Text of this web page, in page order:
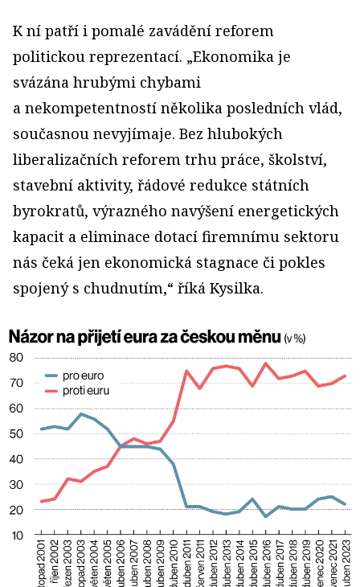
K ní patří i pomalé zavádění reforem
politickou reprezentací. „Ekonomika je
svázána hrubými chybami
a nekompetentností několika posledních vlád,
současnou nevyjímaje. Bez hlubokých
liberalizačních reforem trhu práce, školství,
stavební aktivity, řádové redukce státních
byrokratů, výrazného navýšení energetických
kapacit a eliminace dotací firemnímu sektoru
nás čeká jen ekonomická stagnace či pokles
spojený s chudnutím,“ říká Kysilka.